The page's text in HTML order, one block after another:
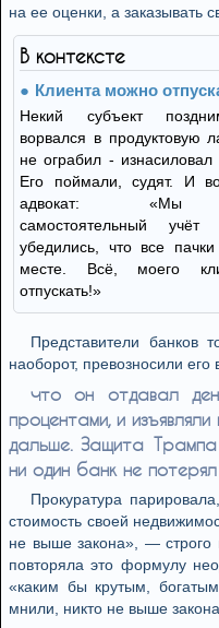
на ее оценки, а заказывать
В контексте
Клиента можно
Некий субъект
ворвался в продуктовую
не ограбил - изнасиловал
Его поймали, судят. И
адвокат: «Мы
самостоятельный
убедились, что все
месте. Всё, моего
отпускать!»
Представители банков
наоборот, превозносили его
что он отдавал
процентами, и
дальше. Защита
ни один банк не
Прокуратура
стоимость своей
не выше закона», — строго
повторяла это формулу
«каким бы крутым,
мнили, никто не выше